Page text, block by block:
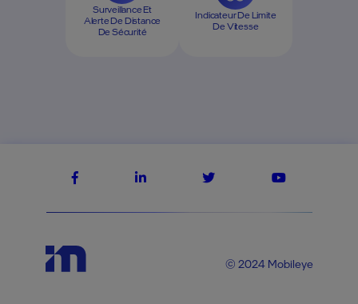
Surveillance Et
Alerte De Distance
De Sécurité
Indicateur De Limite
De Vitesse
© 2024 Mobileye